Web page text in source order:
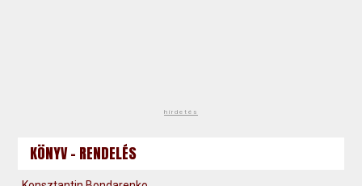
hirdetés
KÖNYV - RENDELÉS